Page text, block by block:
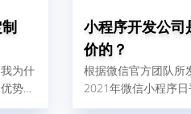
为什
势：
一个
小程序开发公司
价的？
根据微信官方团队所
2021年微信小程序日
5亿人，这比2020年